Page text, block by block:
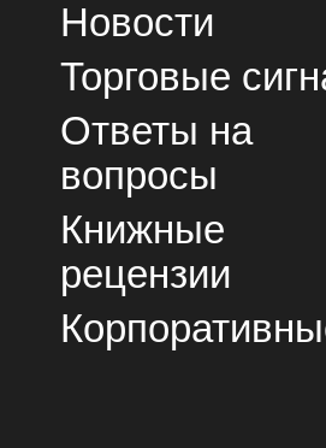
Новости
Торговые
Ответы на
вопросы
Книжные
рецензии